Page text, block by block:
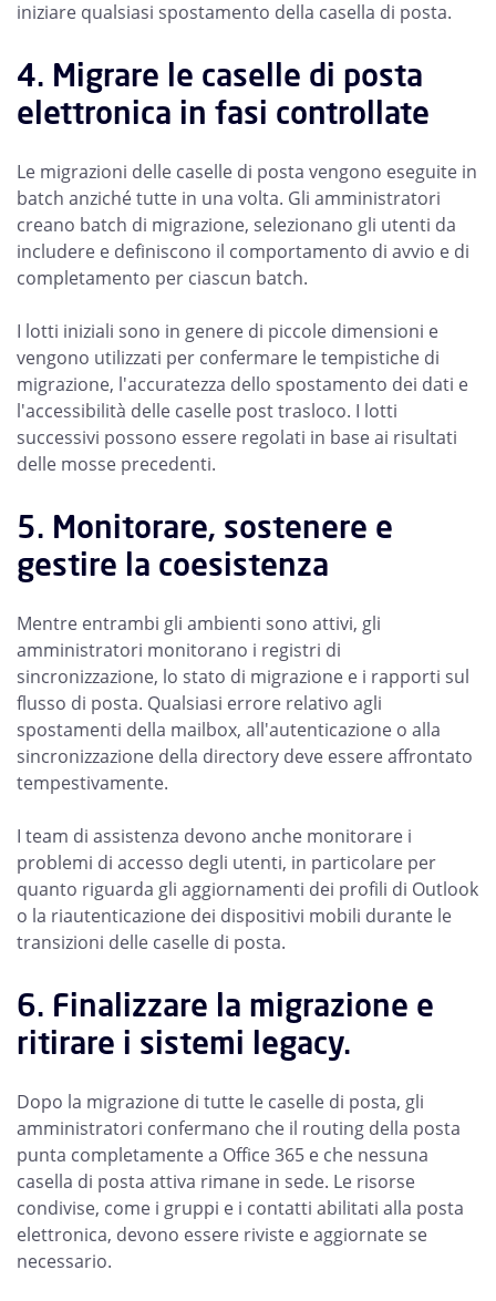
iniziare qualsiasi spostamento della casella di posta.
4. Migrare le caselle di posta
elettronica in fasi controllate
Le migrazioni delle caselle di posta vengono eseguite in
batch anziché tutte in una volta. Gli amministratori
creano batch di migrazione, selezionano gli utenti da
includere e definiscono il comportamento di avvio e di
completamento per ciascun batch.
I lotti iniziali sono in genere di piccole dimensioni e
vengono utilizzati per confermare le tempistiche di
migrazione, l'accuratezza dello spostamento dei dati e
l'accessibilità delle caselle post trasloco. I lotti
successivi possono essere regolati in base ai risultati
delle mosse precedenti.
5. Monitorare, sostenere e
gestire la coesistenza
Mentre entrambi gli ambienti sono attivi, gli
amministratori monitorano i registri di
sincronizzazione, lo stato di migrazione e i rapporti sul
flusso di posta. Qualsiasi errore relativo agli
spostamenti della mailbox, all'autenticazione o alla
sincronizzazione della directory deve essere affrontato
tempestivamente.
I team di assistenza devono anche monitorare i
problemi di accesso degli utenti, in particolare per
quanto riguarda gli aggiornamenti dei profili di Outlook
o la riautenticazione dei dispositivi mobili durante le
transizioni delle caselle di posta.
6. Finalizzare la migrazione e
ritirare i sistemi legacy.
Dopo la migrazione di tutte le caselle di posta, gli
amministratori confermano che il routing della posta
punta completamente a Office 365 e che nessuna
casella di posta attiva rimane in sede. Le risorse
condivise, come i gruppi e i contatti abilitati alla posta
elettronica, devono essere riviste e aggiornate se
necessario.